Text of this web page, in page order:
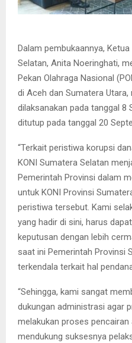
Dalam pembukaannya,
Selatan, Anita Noeringhati,
Pekan Olahraga Nasional
di Aceh dan Sumatera
dilaksanakan pada tanggal 8
ditutup pada tanggal 20
“Terkait peristiwa korupsi
KONI Sumatera Selatan
Pemerintah Provinsi dalam
untuk KONI Provinsi
peristiwa tersebut. Kami
yang hadir di sini, harus
keputusan dengan lebih
saat ini Pemerintah Provinsi
terkendala terkait hal
“Sehingga, kami sangat
dukungan administrasi agar
melakukan proses pencairan
mendukung suksesnya